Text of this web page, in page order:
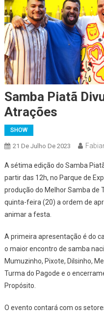
Samba Piatã
Atrações
SHOW
21 De Julho De 2023
A sétima edição do Samba
partir das 12h, no Parque de
produção do Melhor Samba de
quinta-feira (20) a ordem de
animar a festa.
A primeira apresentação é do
o maior encontro de samba
Mumuzinho, Pixote, Dilsinho,
Turma do Pagode e o
Propósito.
O evento contará com os